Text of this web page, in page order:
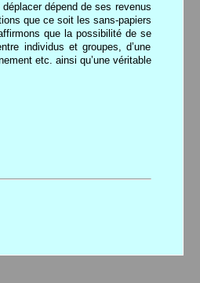
dépend de ses revenus
que ce soit les sans-papiers
que la possibilité de se
individus et groupes, d’une
etc. ainsi qu’une véritable